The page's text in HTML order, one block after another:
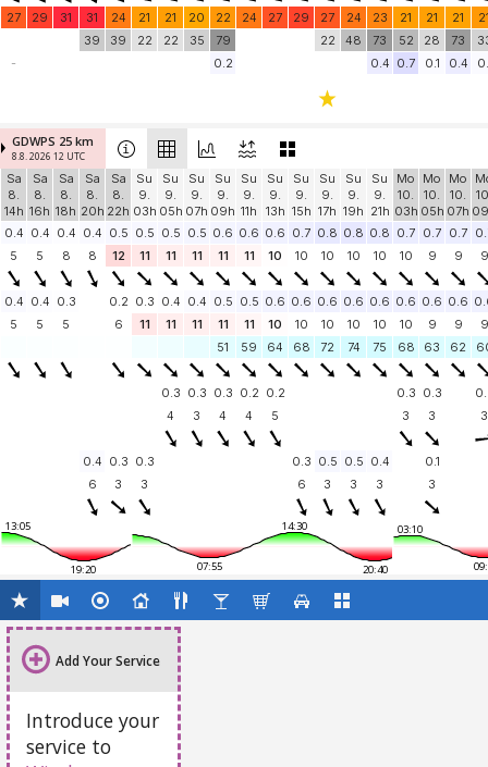
27 29 31 31 24 21 21 20 22 24 27 29 27 24 23 21 21 21
39
39 22 22 35 79 22 48 73 52 28 73
-
0.2 0.4 0.7 0.1 0.4
GDWPS 25 km
8.8. 2026 12 UTC
Sa
8.
14h
Sa
8.
16h
Sa
8.
18h
Sa
8.
20h
Sa
8.
22h
Su
9.
03h
Su
9.
05h
Su
9.
07h
Su
9.
09h
Su
9.
11h
Su
9.
13h
Su
9.
15h
Su
9.
17h
Su
9.
19h
Su
9.
21h
Mo
10.
03h
Mo
10.
05h
Mo
10.
07h
0.4 0.4 0.4 0.4 0.5 0.5 0.5 0.5 0.6 0.6 0.6 0.7 0.8 0.8 0.8 0.7 0.7 0.7
5
5 8 8 12 11 11 11 11 11 10 10 10 10 10 10 9 9 9
0.4 0.4 0.3 0.2 0.3 0.4 0.4 0.5 0.5 0.6 0.6 0.6 0.6 0.6 0.6 0.6 0.6
5
5 5 6 11 11 11 11 11 10 10 10 10 10 10 9 9
9
51
59 64 68 72 74 75 68 63 62
0.3 0.3 0.3 0.2 0.2 0.3 0.3
4
3 4 4 5 3 3 3
0.4 0.3 0.3 0.3 0.5 0.5 0.4
0.1
6
3 3 6 3 3 3 3
13:05
19:20
14:30
07:55 20:40
03:10
Add Your Service
Introduce your
service to